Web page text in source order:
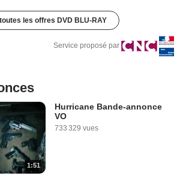
les offres DVD BLU-RAY
Service proposé par
1:51
Hurricane Bande-annonce
VO
733 329 vues